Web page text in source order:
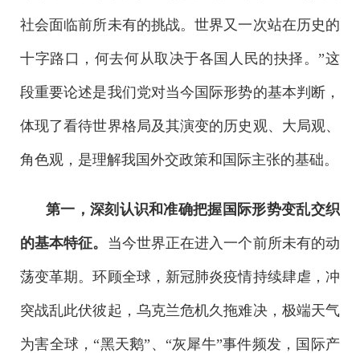
社会面临前所未有的挑战。世界又一次站在历史的
十字路口，何去何从取决于各国人民的抉择。”这
段重要论述是我们党对当今国际形势的基本判断，
体现了看待世界格局及其演变的历史观、大局观、
角色观，是理解我国外交政策和国际主张的基础。
第一，深刻认识和准确把握国际形势变乱交织
的基本特征。 当今世界正在进入一个前所未有的动
荡变革期。环顾全球，新冠肺炎疫情持续肆虐，冲
突战乱此伏彼起，乌克兰危机久拖难决，极端天气
为害全球，“黑天鹅”、“灰犀牛”事件频发，国际产